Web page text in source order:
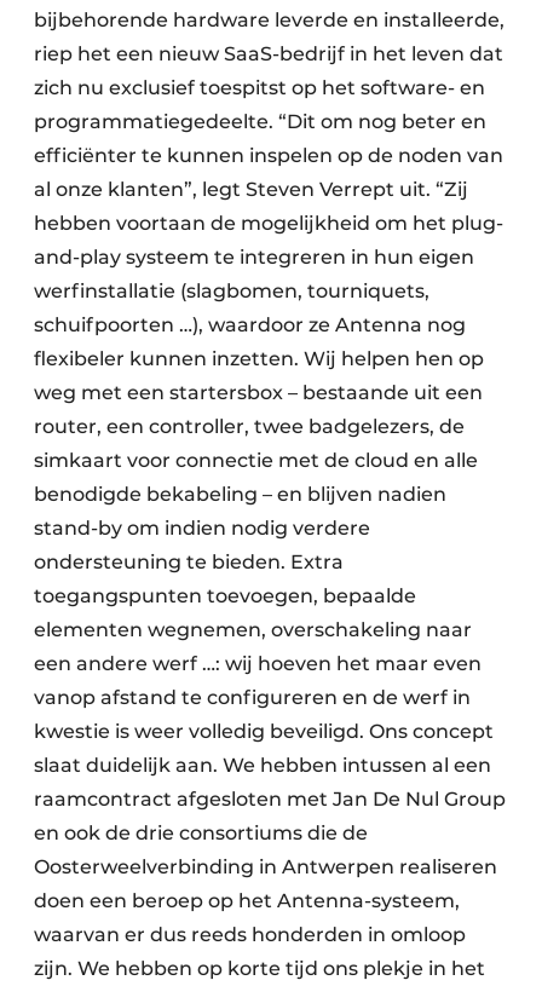
bijbehorende hardware leverde en installeerde,
riep het een nieuw SaaS-bedrijf in het leven dat
zich nu exclusief toespitst op het software- en
programmatiegedeelte. “Dit om nog beter en
efficiënter te kunnen inspelen op de noden van
al onze klanten”, legt Steven Verrept uit. “Zij
hebben voortaan de mogelijkheid om het plug-
and-play systeem te integreren in hun eigen
werfinstallatie (slagbomen, tourniquets,
schuifpoorten …), waardoor ze Antenna nog
flexibeler kunnen inzetten. Wij helpen hen op
weg met een startersbox – bestaande uit een
router, een controller, twee badgelezers, de
simkaart voor connectie met de cloud en alle
benodigde bekabeling – en blijven nadien
stand-by om indien nodig verdere
ondersteuning te bieden. Extra
toegangspunten toevoegen, bepaalde
elementen wegnemen, overschakeling naar
een andere werf …: wij hoeven het maar even
vanop afstand te configureren en de werf in
kwestie is weer volledig beveiligd. Ons concept
slaat duidelijk aan. We hebben intussen al een
raamcontract afgesloten met Jan De Nul Group
en ook de drie consortiums die de
Oosterweelverbinding in Antwerpen realiseren
doen een beroep op het Antenna-systeem,
waarvan er dus reeds honderden in omloop
zijn. We hebben op korte tijd ons plekje in het